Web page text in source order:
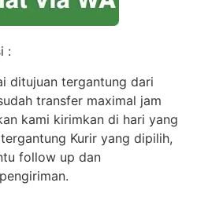
:
ditujuan tergantung dari
transfer maximal jam
kami kirimkan di hari yang
Kurir yang dipilih,
follow up dan